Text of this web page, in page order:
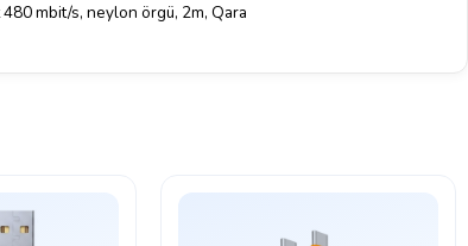
mbit/s, neylon örgü, 2m, Qara